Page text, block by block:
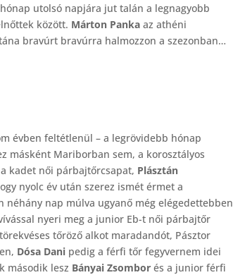
utolsó napjára jut talán a legnagyobb
között. Márton Panka az athéni
bravúrt bravúrra halmozzon a szezonban…
évben feltétlenül – a legrövidebb hónap
másként Mariborban sem, a korosztályos
kadet női párbajtőrcsapat, Plásztán
nyolc év után szerez ismét érmet a
néhány nap múlva ugyanő még elégedettebben
nyeri meg a junior Eb-t női párbajtőr
tőröző alkot maradandót, Pásztor
Dósa Dani pedig a férfi tőr fegyvernem idei
második lesz Bányai Zsombor és a junior férfi